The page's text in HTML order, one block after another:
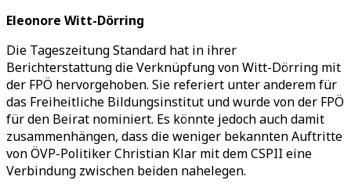
Eleonore Witt-Dörring
Die Tageszeitung Standard hat in ihrer
Berichterstattung die Verknüpfung von Witt-Dörring mit
der FPÖ hervorgehoben. Sie referiert unter anderem für
das Freiheitliche Bildungsinstitut und wurde von der FPÖ
für den Beirat nominiert. Es könnte jedoch auch damit
zusammenhängen, dass die weniger bekannten Auftritte
von ÖVP-Politiker Christian Klar mit dem CSPII eine
Verbindung zwischen beiden nahelegen.